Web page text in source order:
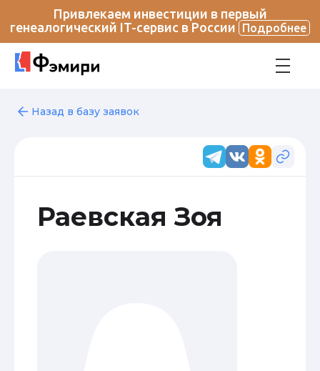
Привлекаем инвестиции в первый
генеалогический IT-сервис в России
Подробнее
Назад в базу заявок
Раевская Зоя